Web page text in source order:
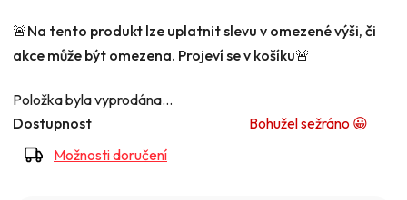
🚨Na tento produkt lze uplatnit slevu v omezené výši, či
akce může být omezena. Projeví se v košíku🚨
Položka byla vyprodána…
Dostupnost
Bohužel sežráno 😀
Možnosti doručení